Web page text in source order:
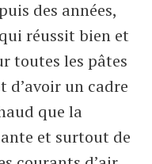
des années,
réussit bien et
toutes les pâtes
d’avoir un cadre
que la
et surtout de